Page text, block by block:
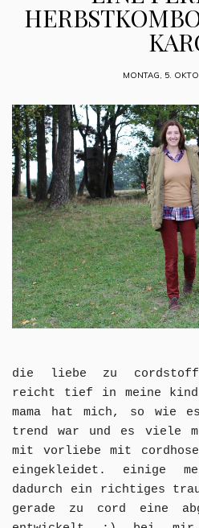
MONTAG, 5.
die liebe zu
reicht tief in meine
mama hat mich, so wie
trend war und es viele
mit vorliebe mit
eingekleidet. einige
dadurch ein richtiges
gerade zu cord eine